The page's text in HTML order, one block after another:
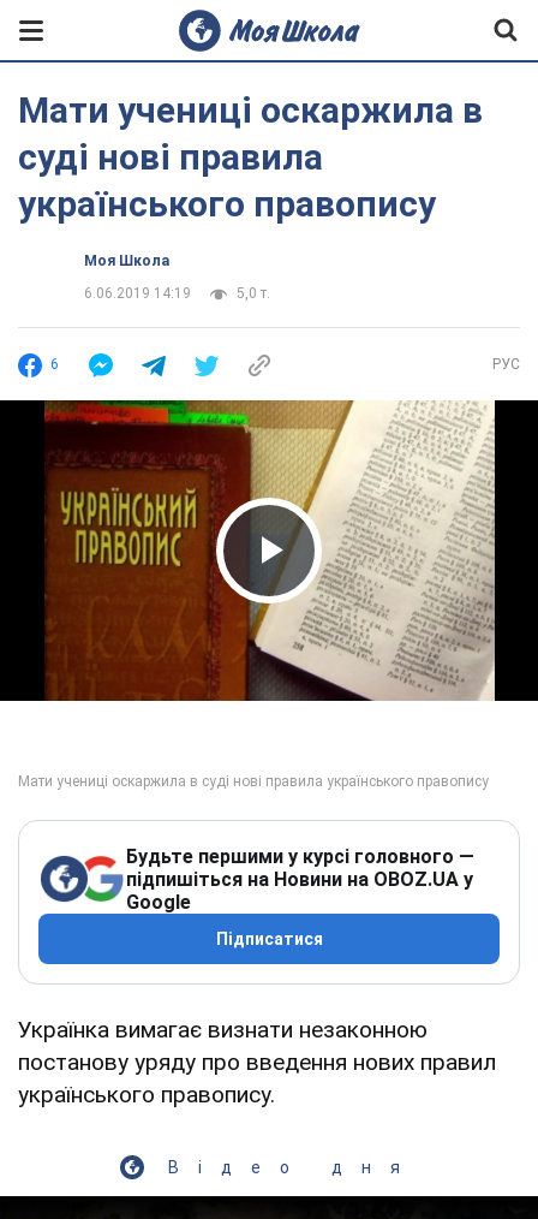
Мати учениці оскаржила в
суді нові правила
українського правопису
Моя Школа
6.06.2019 14:19
5,0 т.
6 РУС
Play Video
Будьте першими у курсі головного —
підпишіться на Новини на OBOZ.UA у
Google
Підписатися
Українка вимагає визнати незаконною
постанову уряду про введення нових правил
українського правопису.
Відео дня